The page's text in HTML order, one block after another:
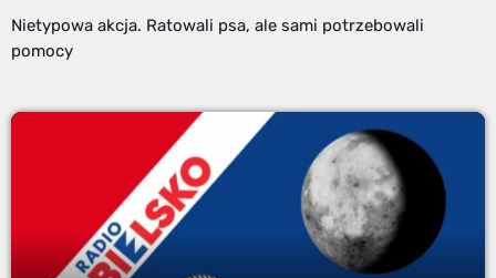
Nietypowa akcja. Ratowali psa, ale sami potrzebowali
pomocy